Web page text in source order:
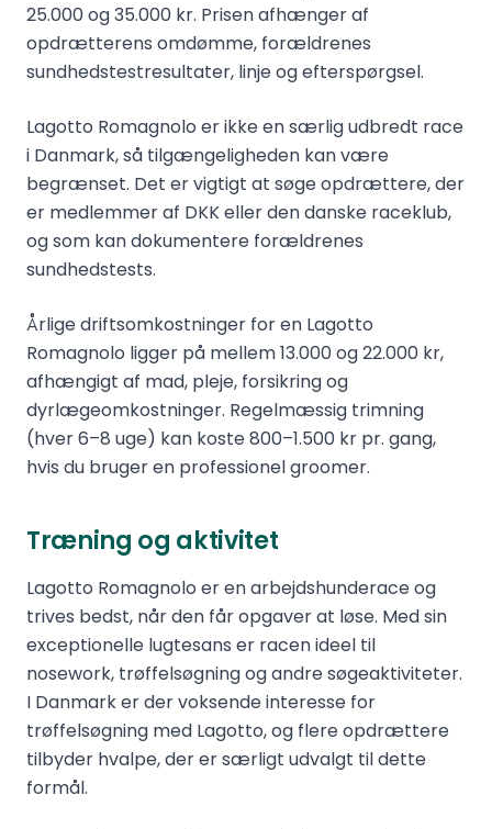
25.000 og 35.000 kr. Prisen afhænger af
opdrætterens omdømme, forældrenes
sundhedstestresultater, linje og efterspørgsel.
Lagotto Romagnolo er ikke en særlig udbredt race
i Danmark, så tilgængeligheden kan være
begrænset. Det er vigtigt at søge opdrættere, der
er medlemmer af DKK eller den danske raceklub,
og som kan dokumentere forældrenes
sundhedstests.
Årlige driftsomkostninger for en Lagotto
Romagnolo ligger på mellem 13.000 og 22.000 kr,
afhængigt af mad, pleje, forsikring og
dyrlægeomkostninger. Regelmæssig trimning
(hver 6–8 uge) kan koste 800–1.500 kr pr. gang,
hvis du bruger en professionel groomer.
Træning og aktivitet
Lagotto Romagnolo er en arbejdshunderace og
trives bedst, når den får opgaver at løse. Med sin
exceptionelle lugtesans er racen ideel til
nosework, trøffelsøgning og andre søgeaktiviteter.
I Danmark er der voksende interesse for
trøffelsøgning med Lagotto, og flere opdrættere
tilbyder hvalpe, der er særligt udvalgt til dette
formål.